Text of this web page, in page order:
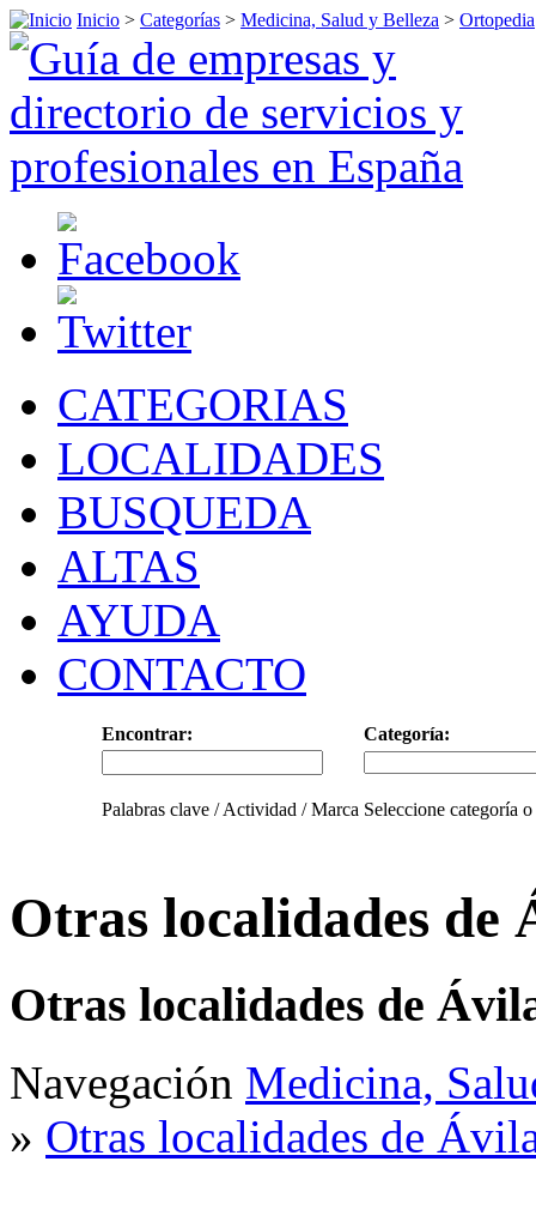
Inicio > Categorías > Medicina, Salud y Belleza > Ortopedia
CATEGORIAS
LOCALIDADES
BUSQUEDA
ALTAS
AYUDA
CONTACTO
Encontrar: Categoría:
Palabras clave / Actividad / Marca Seleccione categoría
Otras localidades de
Otras localidades de
Navegación Medicina,
» Otras localidades de